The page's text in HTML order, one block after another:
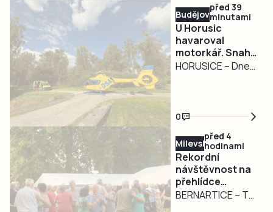
Budějovicko
před 39
minutami
U Horusic
havaroval
motorkář. Snaha
o jeho záchranu
HORUSICE – Dnes
silnicích další
motorkář. Nehoda
se stala na silnici
II/603 u Horusic na
Táborsku. Policie
provoz odkláněla
od Veselí nad
0
Milevsko
před 4
hodinami
Rekordní
návštěvnost na
přehlídce
dechovek v
BERNARTICE – To